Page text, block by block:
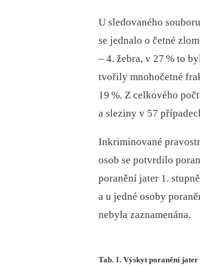
U sledovaného
se jednalo o četné
–⁠ 4. žebra, v 27 % to
tvořily mnohočetné
19 %. Z celkového
a sleziny v 57
Inkriminované
osob se potvrdilo
poranění jater 1.
a u jedné osoby
nebyla zaznamenána.
Tab. 1. Výskyt poranění jater